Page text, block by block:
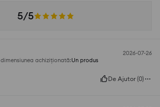
5/5
2026-07-26
dimensiunea achiziționată:Un produs
De Ajutor (0)